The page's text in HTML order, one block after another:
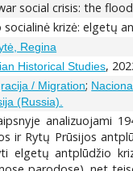
social crisis: the
socialinė krizė: elgetų
Regina
Historical Studies,
/ Migration;
(Russia).
analizuojami
ir Rytų Prūsijos
elgetų antplūdžio